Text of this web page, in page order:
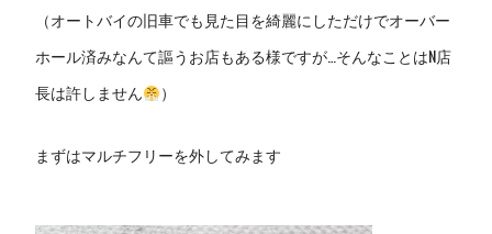
（オートバイの旧車でも見た目を綺麗にしただけでオーバー
ホール済みなんて謳うお店もある様ですが…そんなことはN店
長は許しません
）
まずはマルチフリーを外してみます